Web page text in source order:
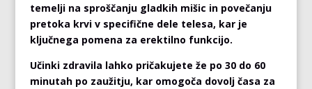
temelji na sproščanju gladkih mišic in povečanju
pretoka krvi v specifične dele telesa, kar je
ključnega pomena za erektilno funkcijo.
Učinki zdravila lahko pričakujete že po 30 do 60
minutah po zaužitju, kar omogoča dovolj časa za